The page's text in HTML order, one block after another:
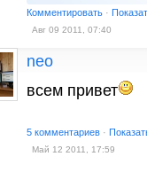
Комментировать ·
Авг 09 2011, 07:40
neo
всем привет
5 комментариев ·
Май 12 2011, 17:59